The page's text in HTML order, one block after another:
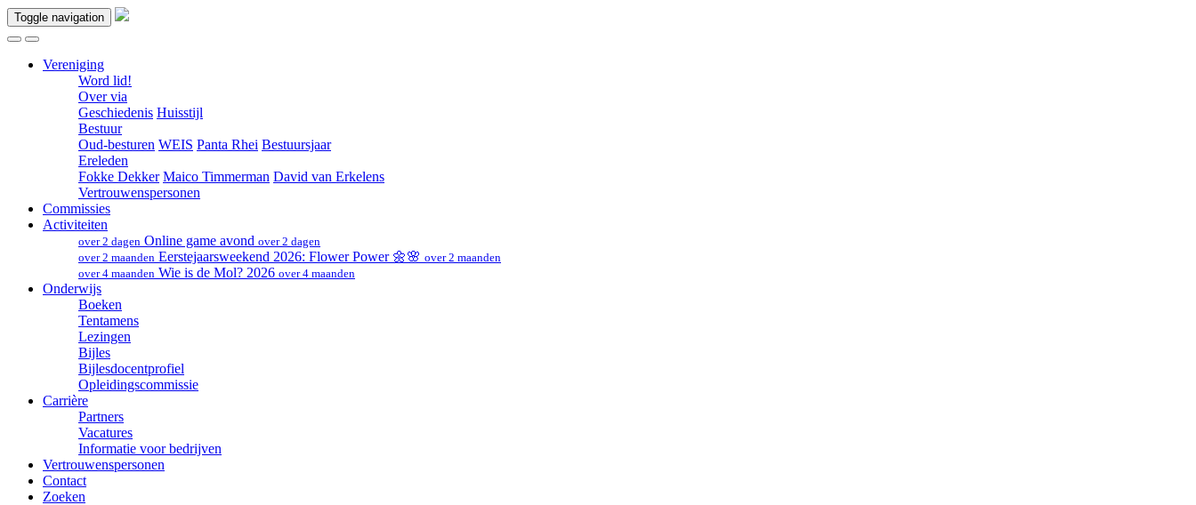
Toggle navigation
Vereniging
Word lid!
Over via
Geschiedenis Huisstijl
Bestuur
Oud-besturen WEIS Panta Rhei Bestuursjaar
Ereleden
Fokke Dekker Maico Timmerman David van Erkelens
Vertrouwenspersonen
Commissies
Activiteiten
over 2 dagen Online game avond over 2 dagen
over 2 maanden Eerstejaarsweekend 2026: Flower Power 🌼🌸 over 2 maanden
over 4 maanden Wie is de Mol? 2026 over 4 maanden
Onderwijs
Boeken
Tentamens
Lezingen
Bijles
Bijlesdocentprofiel
Opleidingscommissie
Carrière
Partners
Vacatures
Informatie voor bedrijven
Vertrouwenspersonen
Contact
Zoeken